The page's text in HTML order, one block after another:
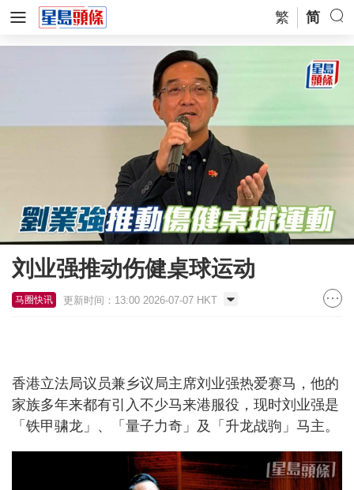
繁 简
刘业强推动伤健桌球运动
马圈快讯 更新时间：13:00 2026-07-07 HKT
香港立法局议员兼乡议局主席刘业强热爱赛马，他的
家族多年来都有引入不少马来港服役，现时刘业强是
「铁甲骕龙」、「量子力奇」及「升龙战驹」马主。